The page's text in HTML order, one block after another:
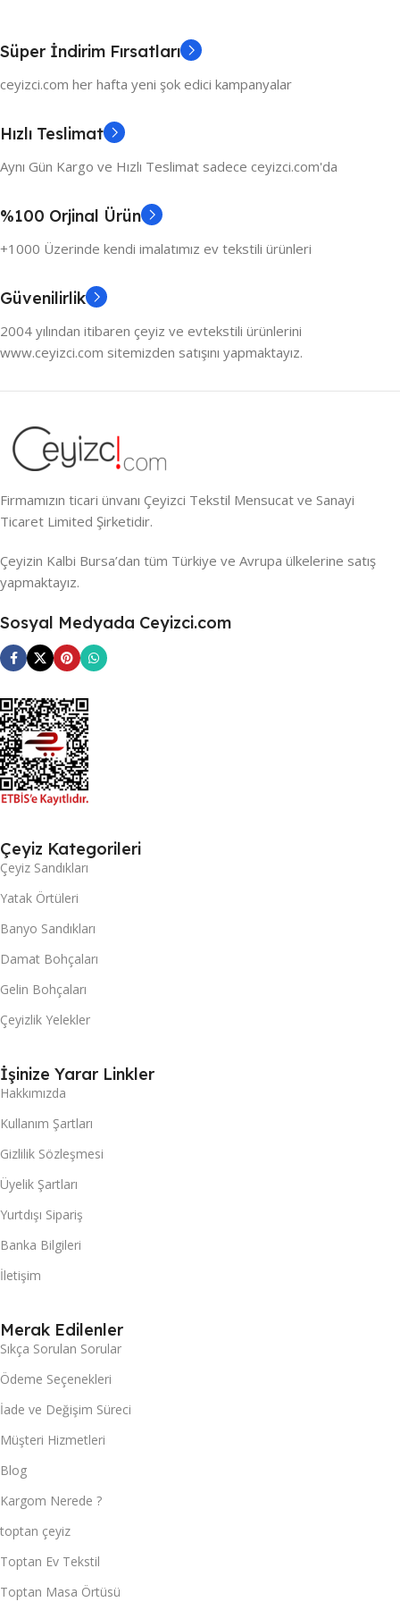
Süper İndirim Fırsatları
ceyizci.com her hafta yeni şok edici kampanyalar
Hızlı Teslimat
Aynı Gün Kargo ve Hızlı Teslimat sadece ceyizci.com'da
%100 Orjinal Ürün
+1000 Üzerinde kendi imalatımız ev tekstili ürünleri
Güvenilirlik
2004 yılından itibaren çeyiz ve evtekstili ürünlerini
www.ceyizci.com sitemizden satışını yapmaktayız.
Firmamızın ticari ünvanı Çeyizci Tekstil Mensucat ve Sanayi
Ticaret Limited Şirketidir.
Çeyizin Kalbi Bursa’dan tüm Türkiye ve Avrupa ülkelerine satış
yapmaktayız.
Sosyal Medyada Ceyizci.com
Çeyiz Kategorileri
Çeyiz Sandıkları
Yatak Örtüleri
Banyo Sandıkları
Damat Bohçaları
Gelin Bohçaları
Çeyizlik Yelekler
İşinize Yarar Linkler
Hakkımızda
Kullanım Şartları
Gizlilik Sözleşmesi
Üyelik Şartları
Yurtdışı Sipariş
Banka Bilgileri
İletişim
Merak Edilenler
Sıkça Sorulan Sorular
Ödeme Seçenekleri
İade ve Değişim Süreci
Müşteri Hizmetleri
Blog
Kargom Nerede ?
toptan çeyiz
Toptan Ev Tekstil
Toptan Masa Örtüsü